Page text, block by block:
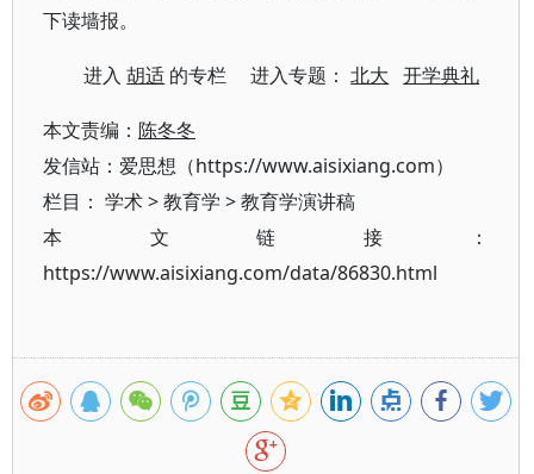
下读墙报。
进入胡适 的专栏 进入专题：北大 开学典礼
本文责编： 陈冬冬
发信站：爱思想（https://www.aisixiang.com）
栏目： 学术>教育学 >教育学演讲稿
本文链接：
https://www.aisixiang.com/data/86830.html